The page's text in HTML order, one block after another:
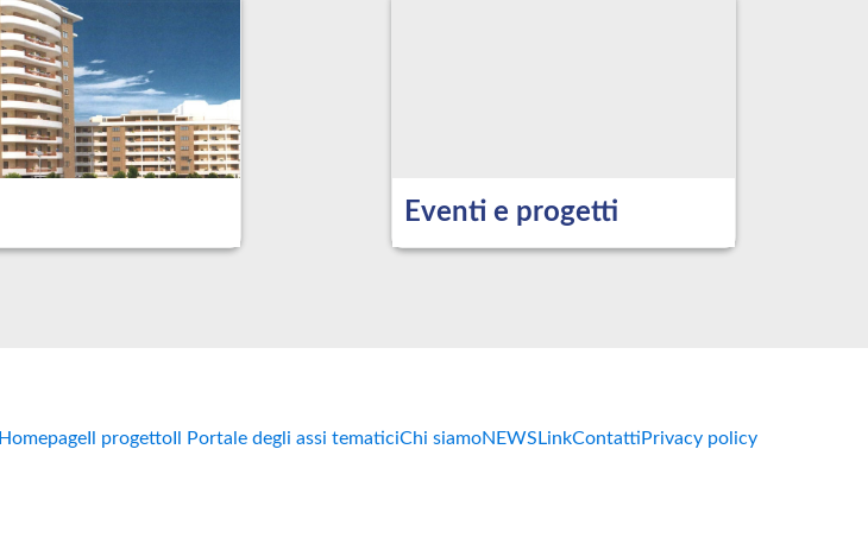
Eventi e progetti
HomepageIl progettoIl Portale degli assi tematiciChi siamoNEWS LinkContatti Privacy policy